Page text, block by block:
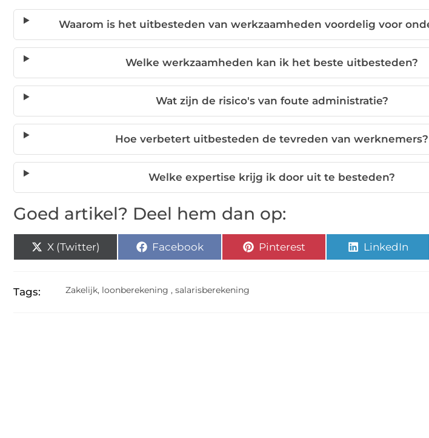
Waarom is het uitbesteden van werkzaamheden voordelig voor
Welke werkzaamheden kan ik het beste uitbesteden?
Wat zijn de risico's van foute administratie?
Hoe verbetert uitbesteden de tevreden van werknemers?
Welke expertise krijg ik door uit te besteden?
Goed artikel? Deel hem dan op:
X (Twitter) Facebook Pinterest LinkedIn
Tags: Zakelijk, loonberekening , salarisberekening